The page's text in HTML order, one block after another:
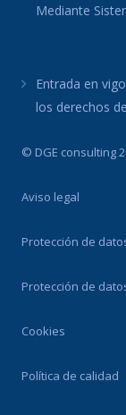
Mediante
Entrada en
los derechos
© DGE consulting
Aviso legal
Protección de
Protección de
Cookies
Política de calidad